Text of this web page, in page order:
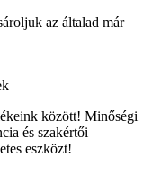
az általad már
között! Minőségi
és szakértői
eszközt!